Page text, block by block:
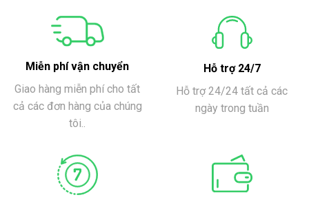
Miễn phí vận chuyển
Giao hàng miễn phí cho tất
cả các đơn hàng của chúng
tôi..
Hỗ trợ 24/7
Hỗ trợ 24/24 tất cả các
ngày trong tuần